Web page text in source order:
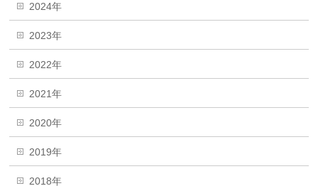
2024年
2023年
2022年
2021年
2020年
2019年
2018年